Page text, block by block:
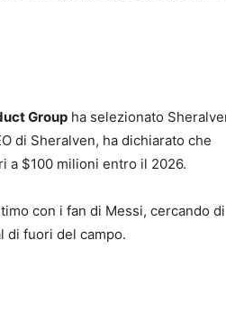
Group ha selezionato
di Sheralven, ha dichiarato che
a $100 milioni entro il 2026.
con i fan di Messi, cercando di
di fuori del campo.